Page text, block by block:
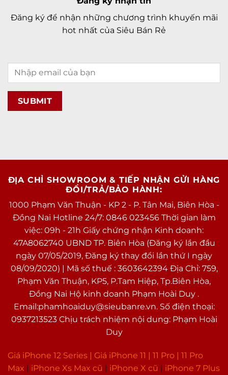
Đăng ký để nhận những chương trình khuyến mãi
hot nhất của Siêu Bán Rẻ
ĐỊA CHỈ SHOWROOM & TIẾP NHẬN GỬI HÀNG
ĐỔI/TRẢ/BẢO HÀNH:
1000 Phạm Văn Thuận - KP 2 - P. Tân Mai, Biên Hòa -
Đồng Nai Hotline 24/7: 0846 023456 Thời gian làm
việc: 09h - 21h Giấy chứng nhận Kinh doanh:
47A8062740 UBND TP. Biên Hòa (Đăng ký lần đầu
ngày 07/05/2019, Đăng ký thay đổi lần thứ I ngày
08/09/2020) | Mã số thuế : 3603642394 Địa Chỉ: 759,
Phạm Văn Thuận, KP5, P.Tam Hiệp, Tp.Biên Hòa,
Đồng Nai Hộ kinh doanh Phạm Hoài Duy .
Email:phamhoaiduy@sieubanre.vn. Số điện thoại:
0937213523 Chịu trách nhiệm nội dung: Phạm Hoài
Duy
Giá iPhone 12 Series | Giá iPhone 11 | 11 Pro | 11 Pro
Max | iPhone Xs Max cũ | iPhone X cũ | iPhone 7 Plus